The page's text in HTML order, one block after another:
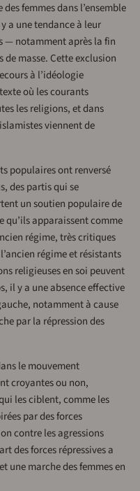
femmes dans l’ensemble
a une tendance à leur
— notamment après la fin
masse. Cette exclusion
à l’idéologie
où les courants
les religions, et dans
viennent de
populaires ont renversé
des partis qui se
un soutien populaire de
qu’ils apparaissent comme
régime, très critiques
régime et résistants
religieuses en soi peuvent
il y a une absence effective
notamment à cause
par la répression des
le mouvement
croyantes ou non,
les ciblent, comme les
par des forces
contre les agressions
des forces répressives a
une marche des femmes en